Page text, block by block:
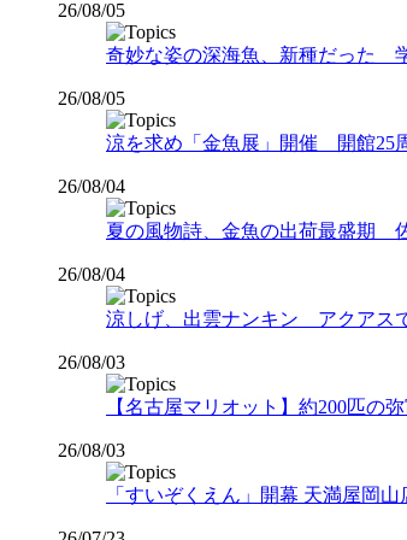
26/08/05
奇妙な姿の深海魚、新種だった
26/08/05
涼を求め「金魚展」開催 開館25
26/08/04
夏の風物詩、金魚の出荷最盛期
26/08/04
涼しげ、出雲ナンキン アクアス
26/08/03
【名古屋マリオット】約200匹の
26/08/03
「すいぞくえん」開幕 天満屋岡